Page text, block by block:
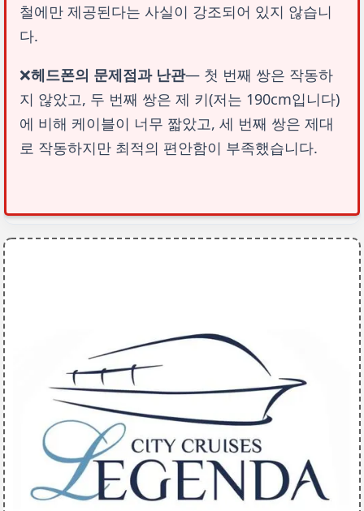
철에만 제공된다는 사실이 강조되어 있지 않습니
다.
❌헤드폰의 문제점과 난관— 첫 번째 쌍은 작동하
지 않았고, 두 번째 쌍은 제 키(저는 190cm입니다)
에 비해 케이블이 너무 짧았고, 세 번째 쌍은 제대
로 작동하지만 최적의 편안함이 부족했습니다.